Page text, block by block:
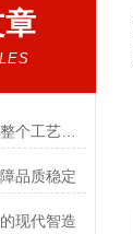
酱菜加工流水线是如何完成整个工艺流程的
品质稳定
现代智造